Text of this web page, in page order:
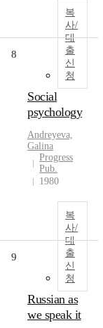
복
사/
대
출
신
청
8
Social
psychology
Andreyeva,
Galina
Progress
Pub.
1980
복
사/
대
출
신
청
9
Russian as
we speak it